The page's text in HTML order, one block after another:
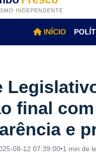
INDEPENDENTE
INÍCIO
final
e
08-12 07:39:00•1 min de